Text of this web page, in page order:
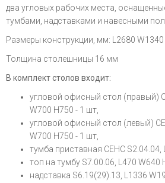
два угловых рабочих места,
тумбами, надставками и навесными
Размеры конструкции, мм: L2680 W1340
Толщина столешницы 16 мм
В комплект столов входит:
угловой офисный стол (правый)
W700 H750 - 1 шт,
угловой офисный стол (левый)
W700 H750 - 1 шт,
тумба приставная СЕНС S2.04.04,
топ на тумбу S7.00.06, L470 W640
надставка S6.19(29).13, L1336